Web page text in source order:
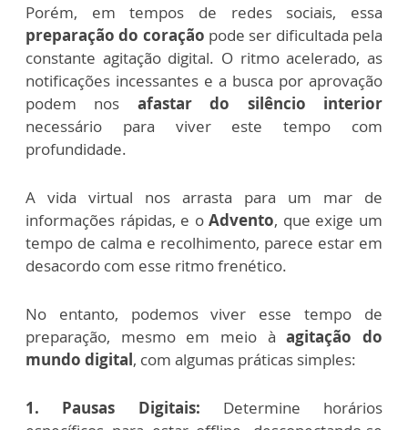
Porém, em tempos de redes sociais, essa
preparação do coração pode ser dificultada pela
constante agitação digital. O ritmo acelerado, as
notificações incessantes e a busca por aprovação
podem nos afastar do silêncio interior
necessário para viver este tempo com
profundidade.
A vida virtual nos arrasta para um mar de
informações rápidas, e oAdvento, que exige um
tempo de calma e recolhimento, parece estar em
desacordo com esse ritmo frenético.
No entanto, podemos viver esse tempo de
preparação, mesmo em meio àagitação do
mundo digital, com algumas práticas simples:
1. Pausas Digitais: Determine horários